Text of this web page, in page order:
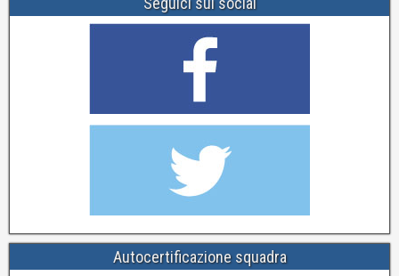
Autocertificazione squadra